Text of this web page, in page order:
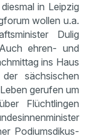
in Leipzig
wollen u.a.
Dulig
ehren- und
ins Haus
sächsi­schen
gerufen um
Flücht­lingen
Podiums­di­kus­